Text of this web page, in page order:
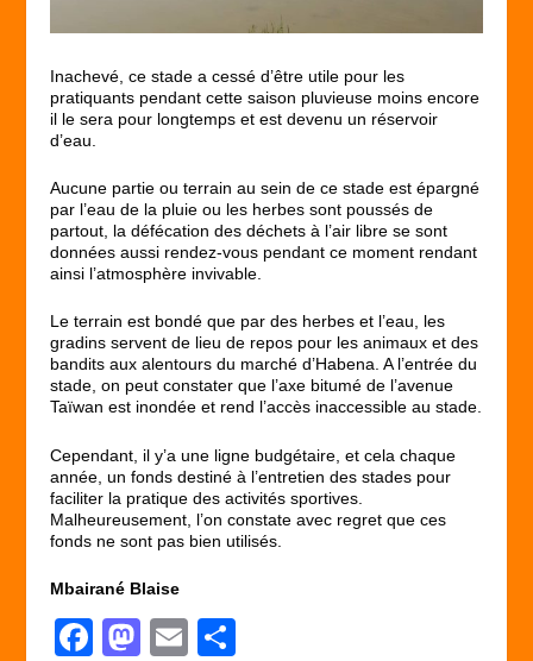
Inachevé, ce stade a cessé d’être utile pour les
pratiquants pendant cette saison pluvieuse moins encore
il le sera pour longtemps et est devenu un réservoir
d’eau.
Aucune partie ou terrain au sein de ce stade est épargné
par l’eau de la pluie ou les herbes sont poussés de
partout, la défécation des déchets à l’air libre se sont
données aussi rendez-vous pendant ce moment rendant
ainsi l’atmosphère invivable.
Le terrain est bondé que par des herbes et l’eau, les
gradins servent de lieu de repos pour les animaux et des
bandits aux alentours du marché d’Habena. A l’entrée du
stade, on peut constater que l’axe bitumé de l’avenue
Taïwan est inondée et rend l’accès inaccessible au stade.
Cependant, il y’a une ligne budgétaire, et cela chaque
année, un fonds destiné à l’entretien des stades pour
faciliter la pratique des activités sportives.
Malheureusement, l’on constate avec regret que ces
fonds ne sont pas bien utilisés.
Mbairané Blaise
F
M
E